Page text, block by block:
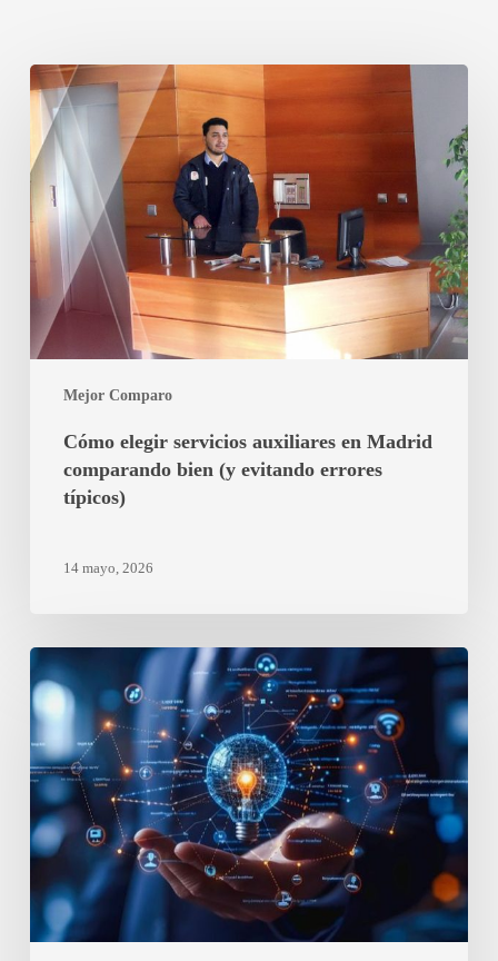
Mejor Comparo
Cómo
elegir
servicios
auxiliares
Madrid
comparando
bien
(y
evitando
errores
Cómo elegir servicios auxiliares en Madrid
comparando bien (y evitando errores
típicos)
14 mayo, 2026
Cuánto
puedes
ahorrar
cambiando
de
tarifa
eléctrica
en
2026